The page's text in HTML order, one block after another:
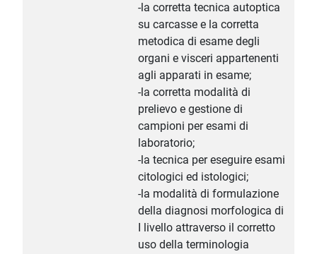
-la corretta tecnica autoptica
su carcasse e la corretta
metodica di esame degli
organi e visceri appartenenti
agli apparati in esame;
-la corretta modalità di
prelievo e gestione di
campioni per esami di
laboratorio;
-la tecnica per eseguire esami
citologici ed istologici;
-la modalità di formulazione
della diagnosi morfologica di
I livello attraverso il corretto
uso della terminologia